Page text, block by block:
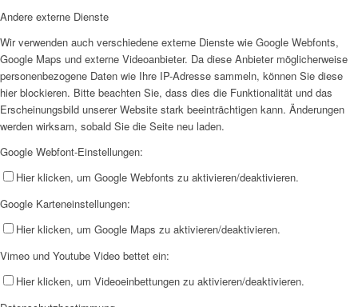
Andere externe Dienste
Wir verwenden auch verschiedene externe Dienste wie Google Webfonts,
Google Maps und externe Videoanbieter. Da diese Anbieter möglicherweise
personenbezogene Daten wie Ihre IP-Adresse sammeln, können Sie diese
hier blockieren. Bitte beachten Sie, dass dies die Funktionalität und das
Erscheinungsbild unserer Website stark beeinträchtigen kann. Änderungen
werden wirksam, sobald Sie die Seite neu laden.
Google Webfont-Einstellungen:
Hier klicken, um Google Webfonts zu aktivieren/deaktivieren.
Google Karteneinstellungen:
Hier klicken, um Google Maps zu aktivieren/deaktivieren.
Vimeo und Youtube Video bettet ein:
Hier klicken, um Videoeinbettungen zu aktivieren/deaktivieren.